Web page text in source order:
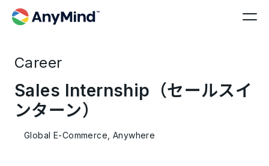
Career
Sales Internship（セールスイ
ンターン）
Global E-Commerce, Anywhere